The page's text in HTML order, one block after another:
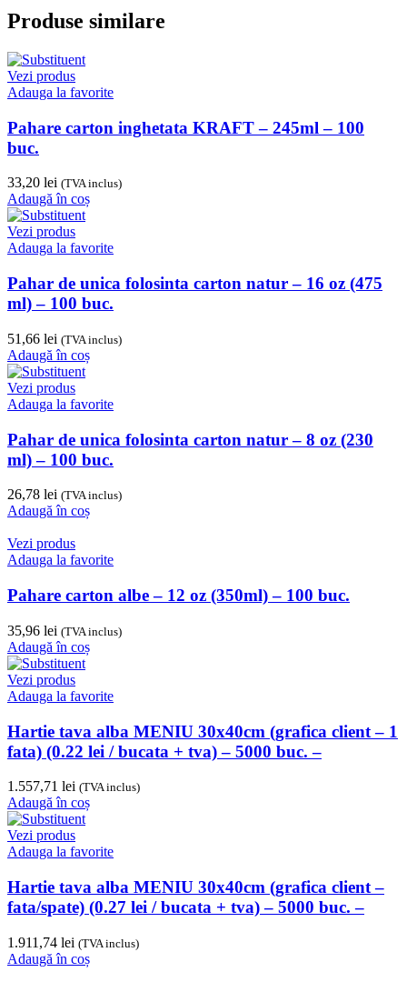
Produse similare
Vezi produs
Adauga la favorite
Pahare carton inghetata KRAFT – 245ml – 100
buc.
33,20 lei (TVA inclus)
Adaugă în coș
Vezi produs
Adauga la favorite
Pahar de unica folosinta carton natur – 16 oz (475
ml) – 100 buc.
51,66 lei (TVA inclus)
Adaugă în coș
Vezi produs
Adauga la favorite
Pahar de unica folosinta carton natur – 8 oz (230
ml) – 100 buc.
26,78 lei (TVA inclus)
Adaugă în coș
Vezi produs
Adauga la favorite
Pahare carton albe – 12 oz (350ml) – 100 buc.
35,96 lei (TVA inclus)
Adaugă în coș
Vezi produs
Adauga la favorite
Hartie tava alba MENIU 30x40cm (grafica client – 1
fata) (0.22 lei / bucata + tva) – 5000 buc. –
1.557,71 lei (TVA inclus)
Adaugă în coș
Vezi produs
Adauga la favorite
Hartie tava alba MENIU 30x40cm (grafica client –
fata/spate) (0.27 lei / bucata + tva) – 5000 buc. –
1.911,74 lei (TVA inclus)
Adaugă în coș